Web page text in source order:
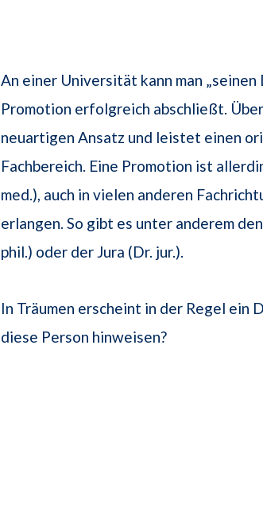
An einer Universität kann man „seinen
Promotion erfolgreich abschließt.
neuartigen Ansatz und leistet einen
Fachbereich. Eine Promotion ist
med.), auch in vielen anderen
erlangen. So gibt es unter anderem
phil.) oder der Jura (Dr. jur.).
In Träumen erscheint in der Regel
diese Person hinweisen?